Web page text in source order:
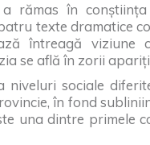
rămas în
texte dramatice
întreagă viziune
se află în zorii
niveluri sociale
în fond
una dintre primele